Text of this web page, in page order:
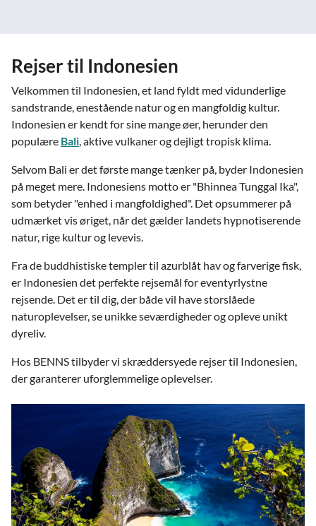
Rejser til Indonesien
Velkommen til Indonesien, et land fyldt med vidunderlige
sandstrande, enestående natur og en mangfoldig kultur.
Indonesien er kendt for sine mange øer, herunder den
populære Bali, aktive vulkaner og dejligt tropisk klima.
Selvom Bali er det første mange tænker på, byder Indonesien
på meget mere. Indonesiens motto er "Bhinnea Tunggal Ika",
som betyder "enhed i mangfoldighed". Det opsummerer på
udmærket vis øriget, når det gælder landets hypnotiserende
natur, rige kultur og levevis.
Fra de buddhistiske templer til azurblåt hav og farverige fisk,
er Indonesien det perfekte rejsemål for eventyrlystne
rejsende. Det er til dig, der både vil have storslåede
naturoplevelser, se unikke seværdigheder og opleve unikt
dyreliv.
Hos BENNS tilbyder vi skræddersyede rejser til Indonesien,
der garanterer uforglemmelige oplevelser.